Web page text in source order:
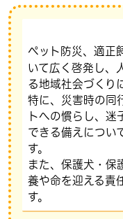
ペット防災、適正
いて広く啓発し、
る地域社会づくり
特に、災害時の同
トへの慣らし、迷
できる備えについ
す。
また、保護犬・保
養や命を迎える責
す。